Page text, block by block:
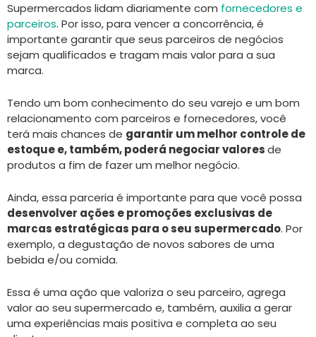
Supermercados lidam diariamente com fornecedores e
parceiros. Por isso, para vencer a concorrência, é
importante garantir que seus parceiros de negócios
sejam qualificados e tragam mais valor para a sua
marca.
Tendo um bom conhecimento do seu varejo e um bom
relacionamento com parceiros e fornecedores, você
terá mais chances de garantir um melhor controle de
estoque e, também, poderá negociar valoresde
produtos a fim de fazer um melhor negócio.
Ainda, essa parceria é importante para que você possa
desenvolver ações e promoções exclusivas de
marcas estratégicas para o seu supermercado. Por
exemplo, a degustação de novos sabores de uma
bebida e/ou comida.
Essa é uma ação que valoriza o seu parceiro, agrega
valor ao seu supermercado e, também, auxilia a gerar
uma experiências mais positiva e completa ao seu